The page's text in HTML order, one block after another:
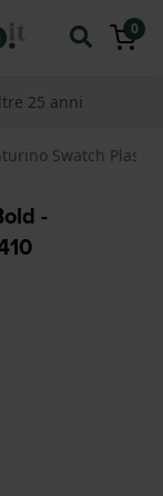
0
25 anni
Swatch Plastic
-